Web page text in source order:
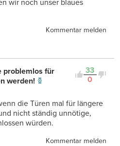
wir noch unser blaues
Kommentar melden
33
0
problemlos für
werden!
die Türen mal für längere
nicht ständig unnötige,
würden.
Kommentar melden